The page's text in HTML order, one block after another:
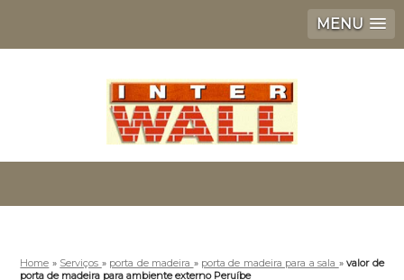
MENU
Home » Serviços » porta de madeira » porta de madeira para a sala »valor de
porta de madeira para ambiente externo Peruíbe